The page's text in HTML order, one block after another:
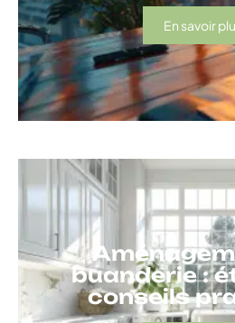
En savoir
buanderie :
conseils